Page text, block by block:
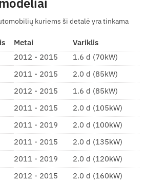
kuriems ši detalė yra tinkama
Metai Variklis
2012 - 2015
1.6 d (70kW)
2011 - 2015
2.0 d (85kW)
2012 - 2015
1.6 d (85kW)
2011 - 2015
2.0 d (105kW)
2011 - 2019
2.0 d (100kW)
2011 - 2015
2.0 d (135kW)
2011 - 2019
2.0 d (120kW)
2012 - 2015
2.0 d (160kW)